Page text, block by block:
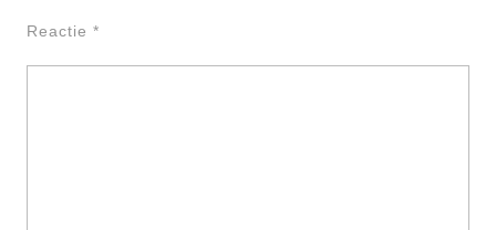
Reactie *